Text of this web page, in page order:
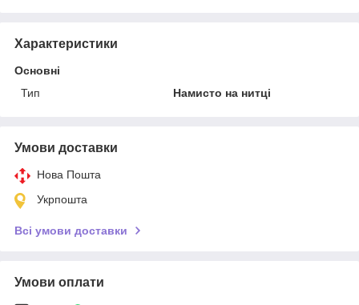
Характеристики
Основні
Тип
Намисто на нитці
Умови доставки
Нова Пошта
Укрпошта
Всі умови доставки
Умови оплати